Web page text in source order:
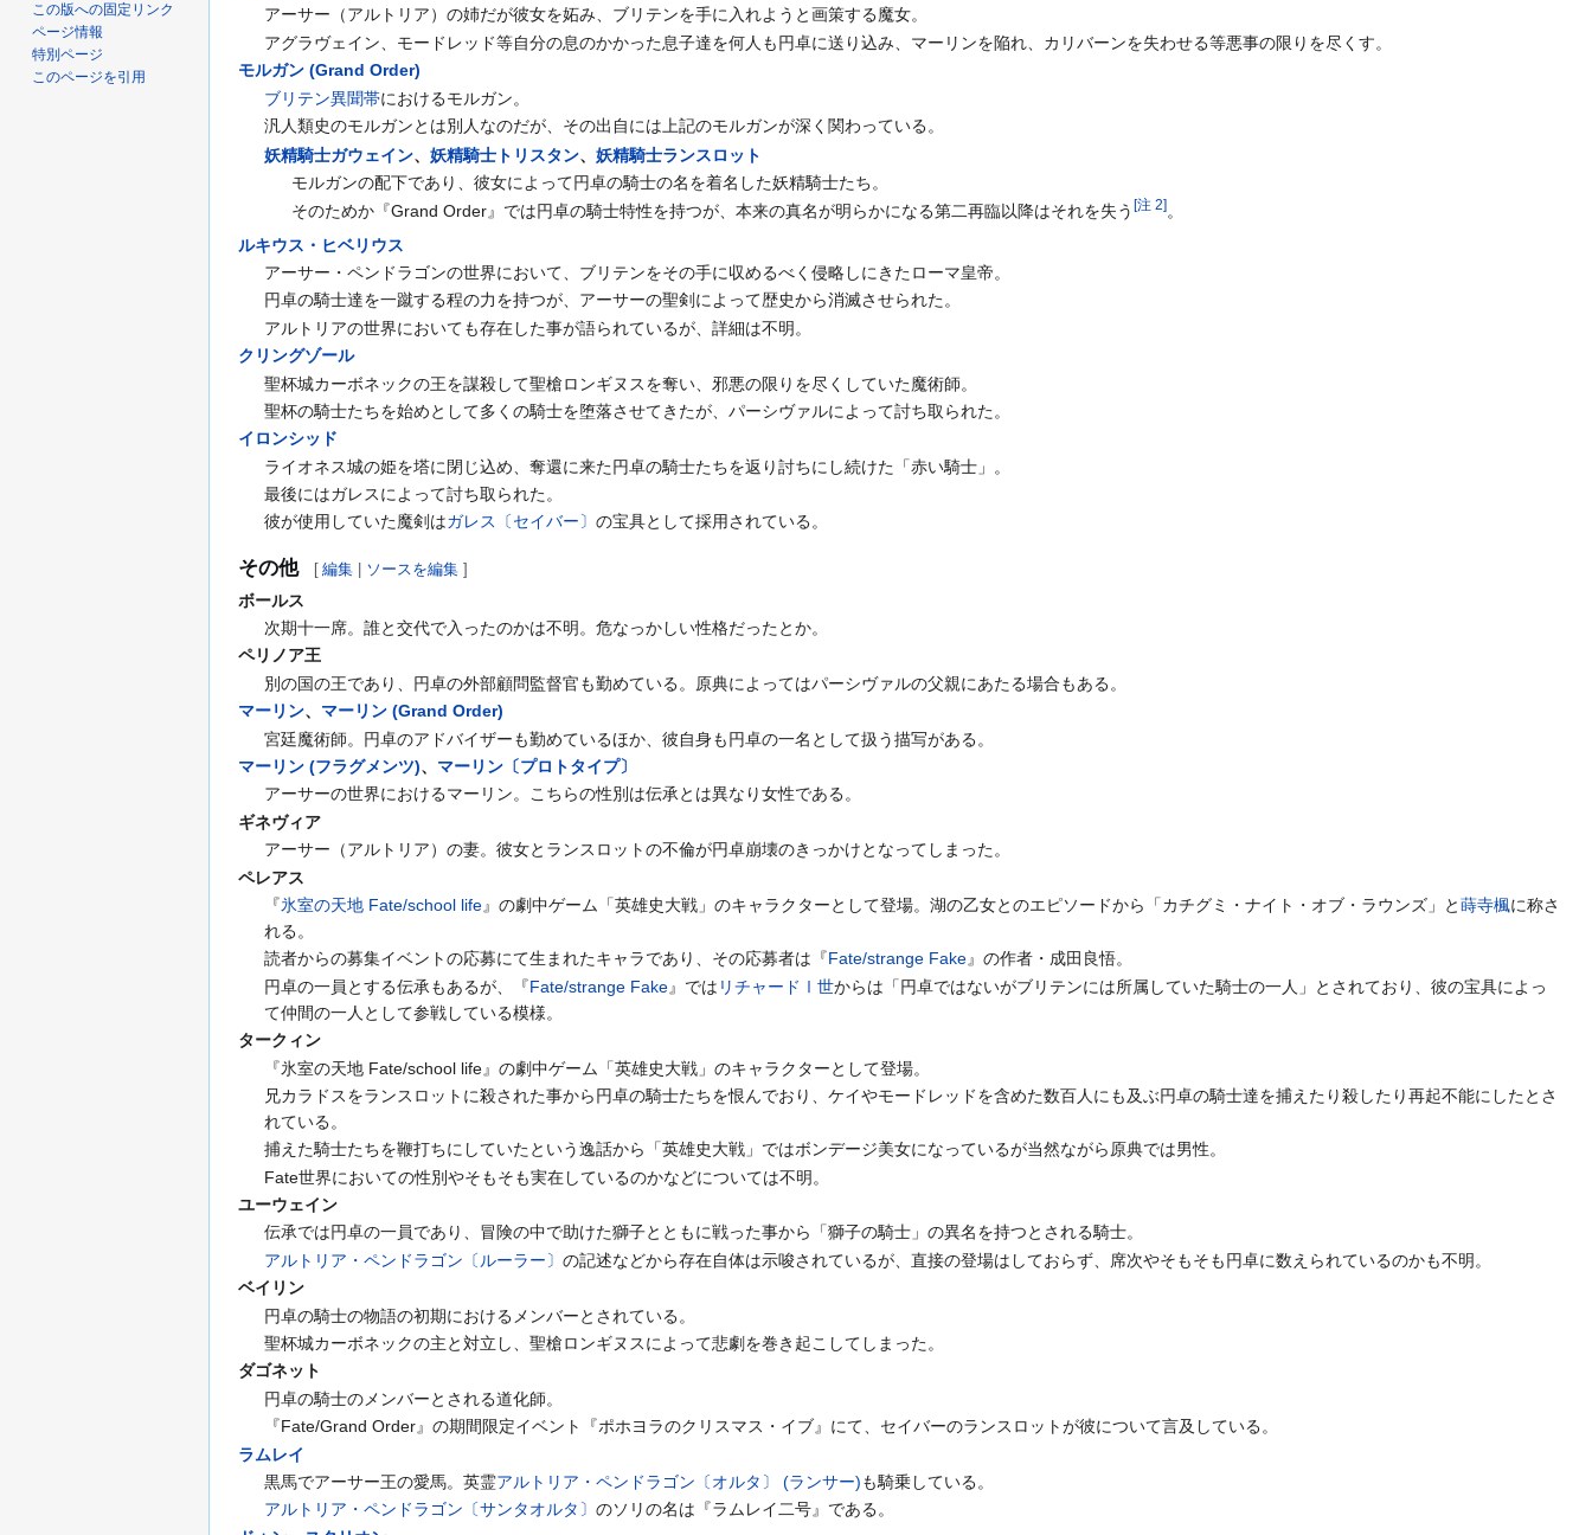
アーサー（アルトリア）の姉だが彼女を妬み、ブリテンを手に入れようと画策する魔女。
アグラヴェイン、モードレッド等自分の息のかかった息子達を何人も円卓に送り込み、マーリンを陥れ、カリバーンを失わせる等悪事の限りを尽くす。
モルガン (Grand Order)
ブリテン異聞帯におけるモルガン。
汎人類史のモルガンとは別人なのだが、その出自には上記のモルガンが深く関わっている。
妖精騎士ガウェイン、妖精騎士トリスタン、妖精騎士ランスロット
モルガンの配下であり、彼女によって円卓の騎士の名を着名した妖精騎士たち。
そのためか『Grand Order』では円卓の騎士特性を持つが、本来の真名が明らかになる第二再臨以降はそれを失う [注 2]。
ルキウス・ヒベリウス
アーサー・ペンドラゴンの世界において、ブリテンをその手に収めるべく侵略しにきたローマ皇帝。
円卓の騎士達を一蹴する程の力を持つが、アーサーの聖剣によって歴史から消滅させられた。
アルトリアの世界においても存在した事が語られているが、詳細は不明。
クリングゾール
聖杯城カーボネックの王を謀殺して聖槍ロンギヌスを奪い、邪悪の限りを尽くしていた魔術師。
聖杯の騎士たちを始めとして多くの騎士を堕落させてきたが、パーシヴァルによって討ち取られた。
イロンシッド
ライオネス城の姫を塔に閉じ込め、奪還に来た円卓の騎士たちを返り討ちにし続けた「赤い騎士」。
最後にはガレスによって討ち取られた。
彼が使用していた魔剣はガレス〔セイバー〕の宝具として採用されている。
その他 [ 編集 ソースを編集 ]
ボールス
次期十一席。誰と交代で入ったのかは不明。危なっかしい性格だったとか。
ペリノア王
別の国の王であり、円卓の外部顧問監督官も勤めている。原典によってはパーシヴァルの父親にあたる場合もある。
マーリン、 マーリン (Grand Order)
宮廷魔術師。円卓のアドバイザーも勤めているほか、彼自身も円卓の一名として扱う描写がある。
マーリン (フラグメンツ)、 マーリン〔プロトタイプ〕
アーサーの世界におけるマーリン。こちらの性別は伝承とは異なり女性である。
ギネヴィア
アーサー（アルトリア）の妻。彼女とランスロットの不倫が円卓崩壊のきっかけとなってしまった。
ペレアス
『氷室の天地 Fate/school life』の劇中ゲーム「英雄史大戦」のキャラクターとして登場。湖の乙女とのエピソードから「カチグミ・ナイト・オブ・ラウンズ」と蒔寺楓に称さ
れる。
読者からの募集イベントの応募にて生まれたキャラであり、その応募者は『Fate/strange Fake』の作者・成田良悟。
円卓の一員とする伝承もあるが、『Fate/strange Fake』では リチャードⅠ世からは「円卓ではないがブリテンには所属していた騎士の一人」とされており、彼の宝具によっ
て仲間の一人として参戦している模様。
タークィン
『氷室の天地 Fate/school life』の劇中ゲーム「英雄史大戦」のキャラクターとして登場。
兄カラドスをランスロットに殺された事から円卓の騎士たちを恨んでおり、ケイやモードレッドを含めた数百人にも及ぶ円卓の騎士達を捕えたり殺したり再起不能にしたとさ
れている。
捕えた騎士たちを鞭打ちにしていたという逸話から「英雄史大戦」ではボンデージ美女になっているが当然ながら原典では男性。
Fate世界においての性別やそもそも実在しているのかなどについては不明。
ユーウェイン
伝承では円卓の一員であり、冒険の中で助けた獅子とともに戦った事から「獅子の騎士」の異名を持つとされる騎士。
アルトリア・ペンドラゴン〔ルーラー〕の記述などから存在自体は示唆されているが、直接の登場はしておらず、席次やそもそも円卓に数えられているのかも不明。
ベイリン
円卓の騎士の物語の初期におけるメンバーとされている。
聖杯城カーボネックの主と対立し、聖槍ロンギヌスによって悲劇を巻き起こしてしまった。
ダゴネット
円卓の騎士のメンバーとされる道化師。
『Fate/Grand Order』の期間限定イベント『ポホヨラのクリスマス・イブ』にて、セイバーのランスロットが彼について言及している。
ラムレイ
黒馬でアーサー王の愛馬。英霊アルトリア・ペンドラゴン〔オルタ〕 (ランサー)も騎乗している。
アルトリア・ペンドラゴン〔サンタオルタ〕のソリの名は『ラムレイ二号』である。
この版への固定リンク
ページ情報
特別ページ
このページを引用